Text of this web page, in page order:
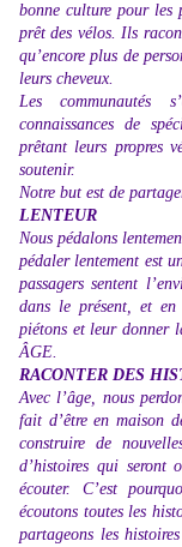
bonne culture pour les
prêt des vélos. Ils
qu’encore plus de
leurs cheveux.
Les communautés
connaissances de
prêtant leurs propres
soutenir.
Notre but est de
LENTEUR
Nous pédalons
pédaler lentement est
passagers sentent
dans le présent, et
piétons et leur donner
ÂGE.
RACONTER DES
Avec l’âge, nous
fait d’être en maison
construire de
d’histoires qui seront
écouter. C’est
écoutons toutes les
partageons les